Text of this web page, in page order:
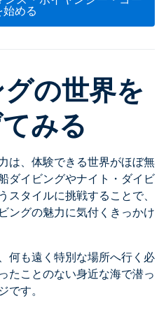
始める
の世界を
みる
は、体験できる世界がほぼ無
ダイビングやナイト・ダイビ
スタイルに挑戦することで、
ングの魅力に気付くきっかけ
何も遠く特別な場所へ行く必
たことのない身近な海で潜っ
す。